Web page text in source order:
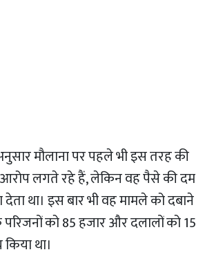
मौलाना पर पहले भी इस तरह की
लगते रहे हैं, लेकिन वह पैसे की दम
था। इस बार भी वह मामले को दबाने
को 85 हजार और दलालों को 15
था।